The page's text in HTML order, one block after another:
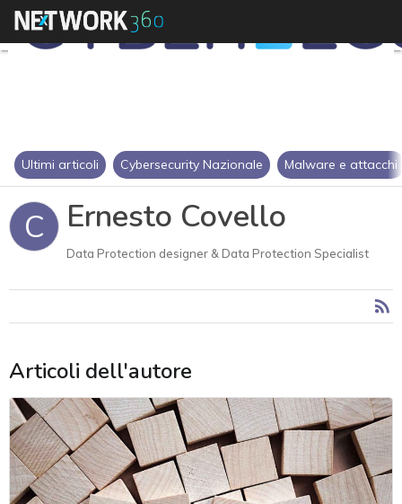
Ultimi articoli Cybersecurity Nazionale Malware e attacchi
C Ernesto Covello
Data Protection designer & Data Protection Specialist
Articoli dell'autore